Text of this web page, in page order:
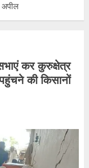
अपील
कर कुरुक्षेत्र
की किसानों